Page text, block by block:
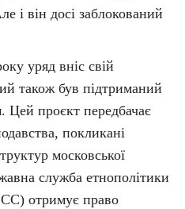
і він досі заблокований
уряд вніс свій
також був підтриманий
Цей проєкт передбачає
покликані
московської
служба етнополітики
отримує право